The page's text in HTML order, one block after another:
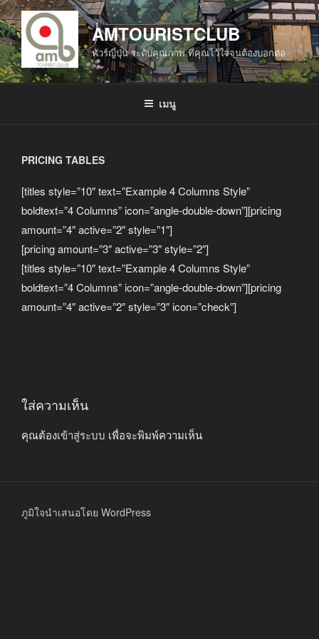
ข้าม
ไป
ยัง
บทความ
AMTOURISTCLUB
ทัวร์ญี่ปุ่น ระดับคุณภาพ ที่คุณไว้ใจจนต้องบอกต่อ
เมนู
PRICING TABLES
[titles style=”10″ text=”Example 4 Columns Style”
boldtext=”4 Columns” icon=”angle-double-down”][pricing
amount=”4″ active=”2″ style=”1″]
[pricing amount=”3″ active=”3″ style=”2″]
[titles style=”10″ text=”Example 4 Columns Style”
boldtext=”4 Columns” icon=”angle-double-down”][pricing
amount=”4″ active=”2″ style=”3″ icon=”check”]
ใส่ความเห็น
คุณต้องเข้าสู่ระบบ เพื่อจะพิมพ์ความเห็น
ภูมิใจนำเสนอโดย WordPress